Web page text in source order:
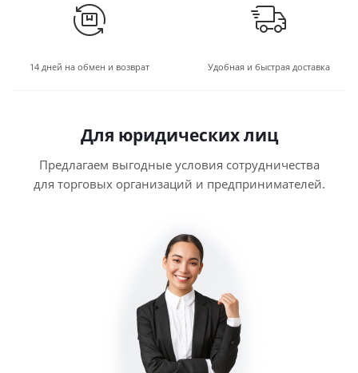
14 дней на обмен и возврат Удобная и быстрая доставка
Для юридических лиц
Предлагаем выгодные условия сотрудничества
для торговых организаций и предпринимателей.